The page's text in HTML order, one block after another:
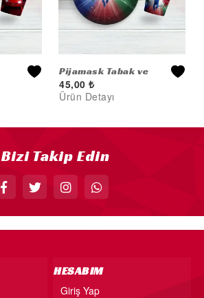
Pijamask Tabak ve
Bardak Set
45,00 ₺
Ürün Detayı
Bizi Takip Edin
HESABIM
Giriş Yap